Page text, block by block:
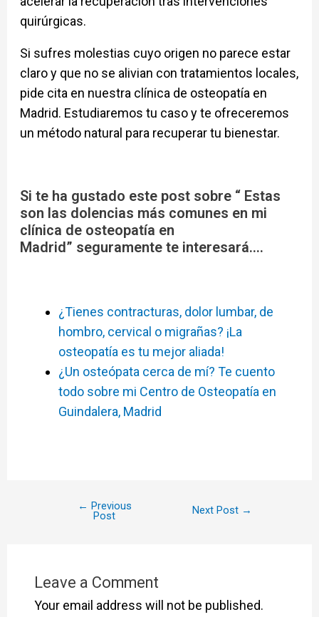
quirúrgicas.
Si sufres molestias cuyo origen no parece estar
claro y que no se alivian con tratamientos locales,
pide cita en nuestra clínica de osteopatía en
Madrid. Estudiaremos tu caso y te ofreceremos
un método natural para recuperar tu bienestar.
Si te ha gustado este post sobre “Estas
son las dolencias más comunes en mi
clínica de osteopatía en
Madrid” seguramente te interesará….
¿Tienes contracturas, dolor lumbar, de
hombro, cervical o migrañas? ¡La
osteopatía es tu mejor aliada!
¿Un osteópata cerca de mí? Te cuento
todo sobre mi Centro de Osteopatía en
Guindalera, Madrid
← Previous
Post Next Post →
Leave a Comment
Your email address will not be published.